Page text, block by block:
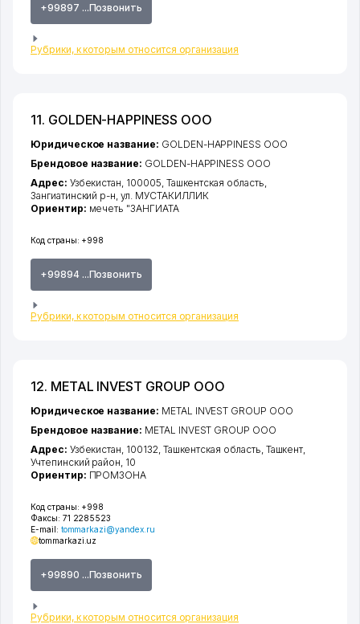
+99897 ...Позвонить
Рубрики, к которым относится организация
11. GOLDEN-HAPPINESS ООО
Код страны: +998
+99894 ...Позвонить
Рубрики, к которым относится организация
Юридическое название: GOLDEN-HAPPINESS ООО
Брендовое название: GOLDEN-HAPPINESS ООО
Адрес: Узбекистан, 100005, Ташкентская область,
Зангиатинский р-н,ул. МУСТАКИЛЛИК
Ориентир: мечеть "ЗАНГИАТА
12. METAL INVEST GROUP ООО
Код страны: +998
Факсы: 71 2285523
E-mail: tommarkazi@yandex.ru
tommarkazi.uz
+99890 ...Позвонить
Рубрики, к которым относится организация
Юридическое название: METAL INVEST GROUP ООО
Брендовое название: METAL INVEST GROUP ООО
Адрес: Узбекистан, 100132, Ташкентская область, Ташкент,
Учтепинский район, 10
Ориентир: ПРОМЗОНА